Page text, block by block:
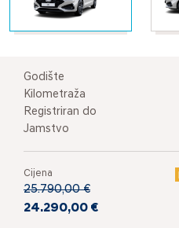
Godište
Kilometraža
Registriran do
Jamstvo
Cijena
25.790,00 €
24.290,00 €